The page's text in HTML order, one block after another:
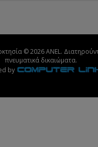
© 2026 ANEL.
πνευματικά δικαιώματα.
by